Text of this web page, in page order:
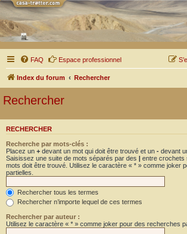
FAQ Espace professionnel
Index du forum Rechercher
Rechercher
RECHERCHER
Recherche par mots-clés :
Placez un + devant un mot qui doit être trouvé et un - devant
Saisissez une suite de mots séparés par des | entre crochets
mots doit être trouvé. Utilisez le caractère « * » comme joker
partielles.
Rechercher tous les termes
Rechercher n’importe lequel de ces termes
Rechercher par auteur :
Utilisez le caractère « * » comme joker pour des recherches